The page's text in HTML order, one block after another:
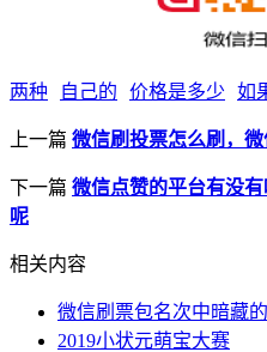
两种 自己的 价格是多少 如
上一篇 微信刷投票怎么刷，
下一篇 微信点赞的平台有没
呢
相关内容
微信刷票包名次中暗藏
2019小状元萌宝大赛